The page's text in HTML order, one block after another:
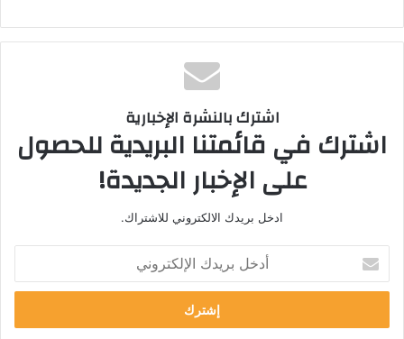
اشترك بالنشرة الإخبارية
اشترك في قائمتنا البريدية للحصول
على الإخبار الجديدة!
ادخل بريدك الالكتروني للاشتراك.
بريدك
الإلكتروني